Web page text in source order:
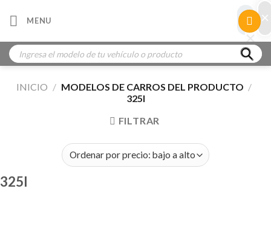
MENU
Búsqueda
de
productos
INICIO / MODELOS DE CARROS DEL PRODUCTO /
325I
FILTRAR
325I
×
×
×
×